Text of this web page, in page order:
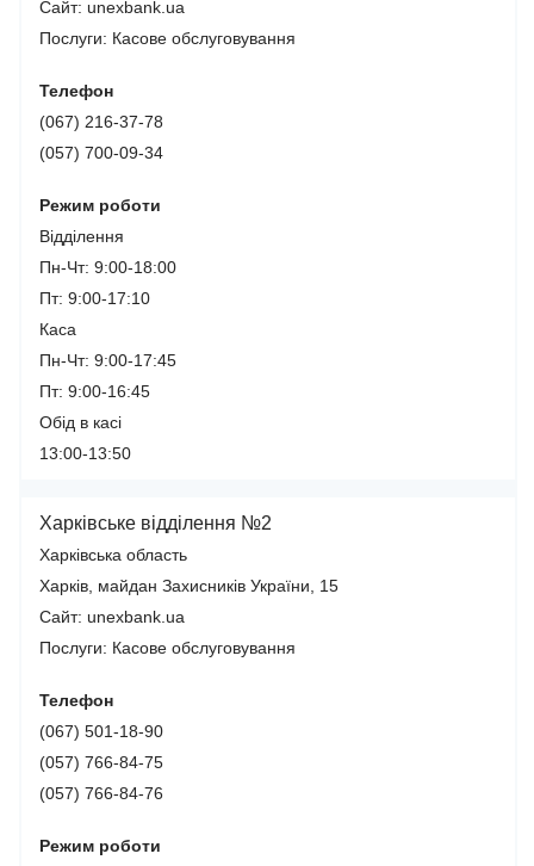
Сайт: unexbank.ua
Послуги: Касове обслуговування
Телефон
(067) 216-37-78
(057) 700-09-34
Режим роботи
Відділення
Пн-Чт: 9:00-18:00
Пт: 9:00-17:10
Каса
Пн-Чт: 9:00-17:45
Пт: 9:00-16:45
Обід в касі
13:00-13:50
Харківське відділення №2
Харківська область
Харків, майдан Захисників України, 15
Сайт: unexbank.ua
Послуги: Касове обслуговування
Телефон
(067) 501-18-90
(057) 766-84-75
(057) 766-84-76
Режим роботи